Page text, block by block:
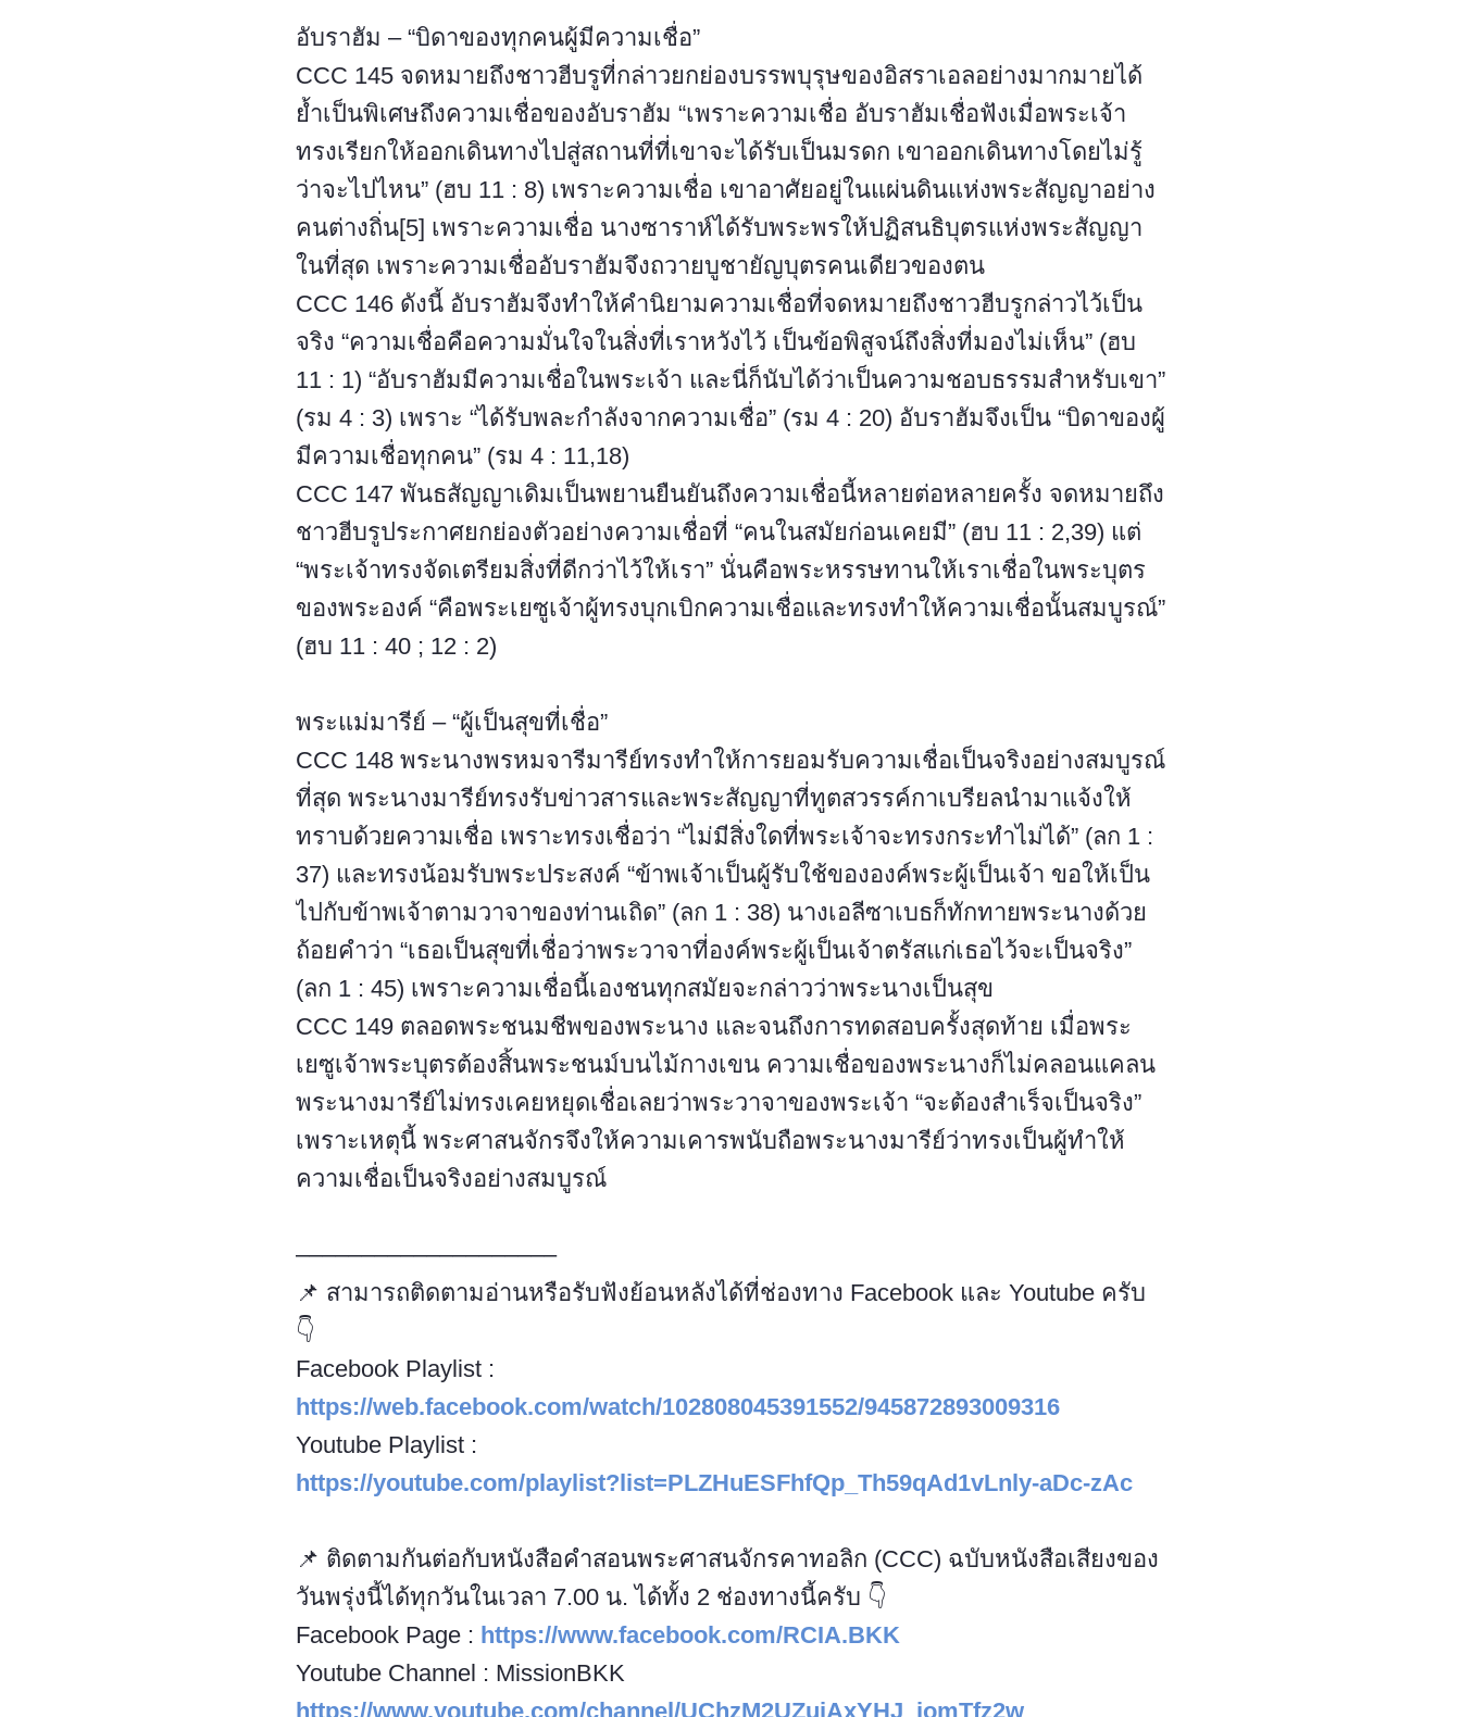
อับราฮัม – “บิดาของทุกคนผู้มีความเชื่อ”
CCC 145 จดหมายถึงชาวฮีบรูที่กล่าวยกย่องบรรพบุรุษของอิสราเอลอย่างมากมายได้
ย้ำเป็นพิเศษถึงความเชื่อของอับราฮัม “เพราะความเชื่อ อับราฮัมเชื่อฟังเมื่อพระเจ้า
ทรงเรียกให้ออกเดินทางไปสู่สถานที่ที่เขาจะได้รับเป็นมรดก เขาออกเดินทางโดยไม่รู้
ว่าจะไปไหน” (ฮบ 11 : 8) เพราะความเชื่อ เขาอาศัยอยู่ในแผ่นดินแห่งพระสัญญาอย่าง
คนต่างถิ่น[5] เพราะความเชื่อ นางซาราห์ได้รับพระพรให้ปฏิสนธิบุตรแห่งพระสัญญา
ในที่สุด เพราะความเชื่ออับราฮัมจึงถวายบูชายัญบุตรคนเดียวของตน
CCC 146 ดังนี้ อับราฮัมจึงทำให้คำนิยามความเชื่อที่จดหมายถึงชาวฮีบรูกล่าวไว้เป็น
จริง “ความเชื่อคือความมั่นใจในสิ่งที่เราหวังไว้ เป็นข้อพิสูจน์ถึงสิ่งที่มองไม่เห็น” (ฮบ
11 : 1) “อับราฮัมมีความเชื่อในพระเจ้า และนี่ก็นับได้ว่าเป็นความชอบธรรมสำหรับเขา”
(รม 4 : 3) เพราะ “ได้รับพละกำลังจากความเชื่อ” (รม 4 : 20) อับราฮัมจึงเป็น “บิดาของผู้
มีความเชื่อทุกคน” (รม 4 : 11,18)
CCC 147 พันธสัญญาเดิมเป็นพยานยืนยันถึงความเชื่อนี้หลายต่อหลายครั้ง จดหมายถึง
ชาวฮีบรูประกาศยกย่องตัวอย่างความเชื่อที่ “คนในสมัยก่อนเคยมี” (ฮบ 11 : 2,39) แต่
“พระเจ้าทรงจัดเตรียมสิ่งที่ดีกว่าไว้ให้เรา” นั่นคือพระหรรษทานให้เราเชื่อในพระบุตร
ของพระองค์ “คือพระเยซูเจ้าผู้ทรงบุกเบิกความเชื่อและทรงทำให้ความเชื่อนั้นสมบูรณ์”
(ฮบ 11 : 40 ; 12 : 2)
พระแม่มารีย์ – “ผู้เป็นสุขที่เชื่อ”
CCC 148 พระนางพรหมจารีมารีย์ทรงทำให้การยอมรับความเชื่อเป็นจริงอย่างสมบูรณ์
ที่สุด พระนางมารีย์ทรงรับข่าวสารและพระสัญญาที่ทูตสวรรค์กาเบรียลนำมาแจ้งให้
ทราบด้วยความเชื่อ เพราะทรงเชื่อว่า “ไม่มีสิ่งใดที่พระเจ้าจะทรงกระทำไม่ได้” (ลก 1 :
37) และทรงน้อมรับพระประสงค์ “ข้าพเจ้าเป็นผู้รับใช้ขององค์พระผู้เป็นเจ้า ขอให้เป็น
ไปกับข้าพเจ้าตามวาจาของท่านเถิด” (ลก 1 : 38) นางเอลีซาเบธก็ทักทายพระนางด้วย
ถ้อยคำว่า “เธอเป็นสุขที่เชื่อว่าพระวาจาที่องค์พระผู้เป็นเจ้าตรัสแก่เธอไว้จะเป็นจริง”
(ลก 1 : 45) เพราะความเชื่อนี้เองชนทุกสมัยจะกล่าวว่าพระนางเป็นสุข
CCC 149 ตลอดพระชนมชีพของพระนาง และจนถึงการทดสอบครั้งสุดท้าย เมื่อพระ
เยซูเจ้าพระบุตรต้องสิ้นพระชนม์บนไม้กางเขน ความเชื่อของพระนางก็ไม่คลอนแคลน
พระนางมารีย์ไม่ทรงเคยหยุดเชื่อเลยว่าพระวาจาของพระเจ้า “จะต้องสำเร็จเป็นจริง”
เพราะเหตุนี้ พระศาสนจักรจึงให้ความเคารพนับถือพระนางมารีย์ว่าทรงเป็นผู้ทำให้
ความเชื่อเป็นจริงอย่างสมบูรณ์
––––––––––––––––––––
📌 สามารถติดตามอ่านหรือรับฟังย้อนหลังได้ที่ช่องทาง Facebook และ Youtube ครับ
👇
Facebook Playlist :
https://web.facebook.com/watch/102808045391552/945872893009316
Youtube Playlist :
https://youtube.com/playlist?list=PLZHuESFhfQp_Th59qAd1vLnly-aDc-zAc
📌 ติดตามกันต่อกับหนังสือคำสอนพระศาสนจักรคาทอลิก (CCC) ฉบับหนังสือเสียงของ
วันพรุ่งนี้ได้ทุกวันในเวลา 7.00 น. ได้ทั้ง 2 ช่องทางนี้ครับ 👇
Facebook Page : https://www.facebook.com/RCIA.BKK
Youtube Channel : MissionBKK
https://www.youtube.com/channel/UChzM2UZuiAxYHJ_jomTfz2w